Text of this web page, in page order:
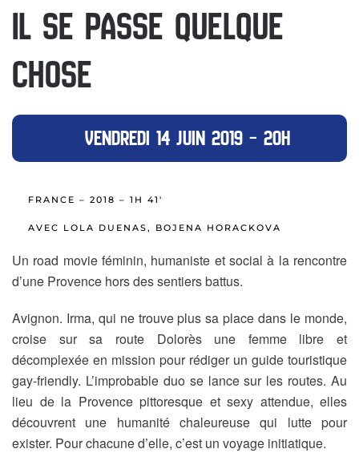
IL SE PASSE QUELQUE
CHOSE
VENDREDI 14 JUIN 2019 – 20H
FRANCE – 2018 – 1H 41′
AVEC LOLA DUENAS, BOJENA HORACKOVA
Un road movie féminin, humaniste et social à la rencontre
d’une Provence hors des sentiers battus.
Avignon. Irma, qui ne trouve plus sa place dans le monde,
croise sur sa route Dolorès une femme libre et
décomplexée en mission pour rédiger un guide touristique
gay-friendly. L’improbable duo se lance sur les routes. Au
lieu de la Provence pittoresque et sexy attendue, elles
découvrent une humanité chaleureuse qui lutte pour
exister. Pour chacune d’elle, c’est un voyage initiatique.